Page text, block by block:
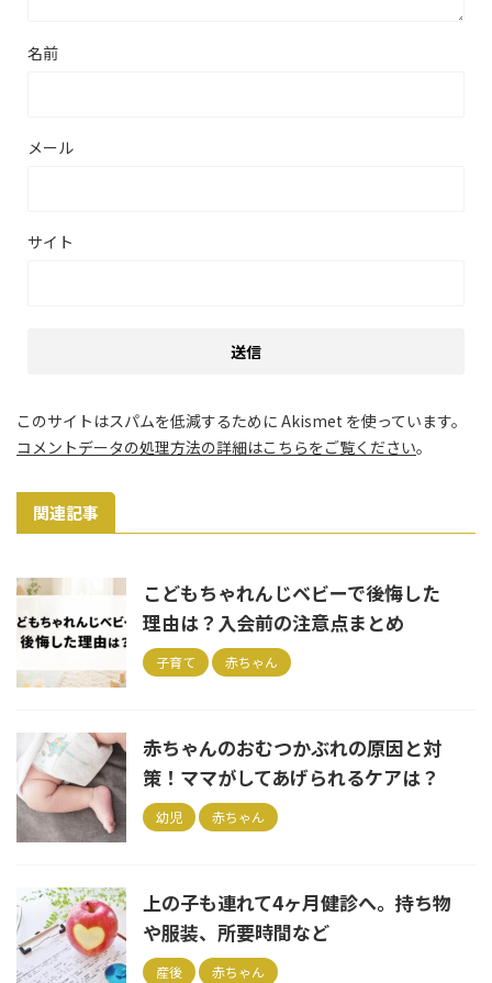
名前
メール
サイト
このサイトはスパムを低減するために Akismet を使っています。
コメントデータの処理方法の詳細はこちらをご覧ください。
関連記事
こどもちゃれんじベビーで後悔した
理由は？入会前の注意点まとめ
子育て 赤ちゃん
赤ちゃんのおむつかぶれの原因と対
策！ママがしてあげられるケアは？
幼児 赤ちゃん
上の子も連れて4ヶ月健診へ。持ち物
や服装、所要時間など
産後 赤ちゃん